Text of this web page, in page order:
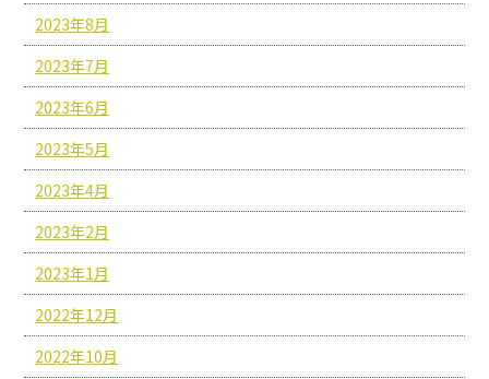
2023年8月
2023年7月
2023年6月
2023年5月
2023年4月
2023年2月
2023年1月
2022年12月
2022年10月